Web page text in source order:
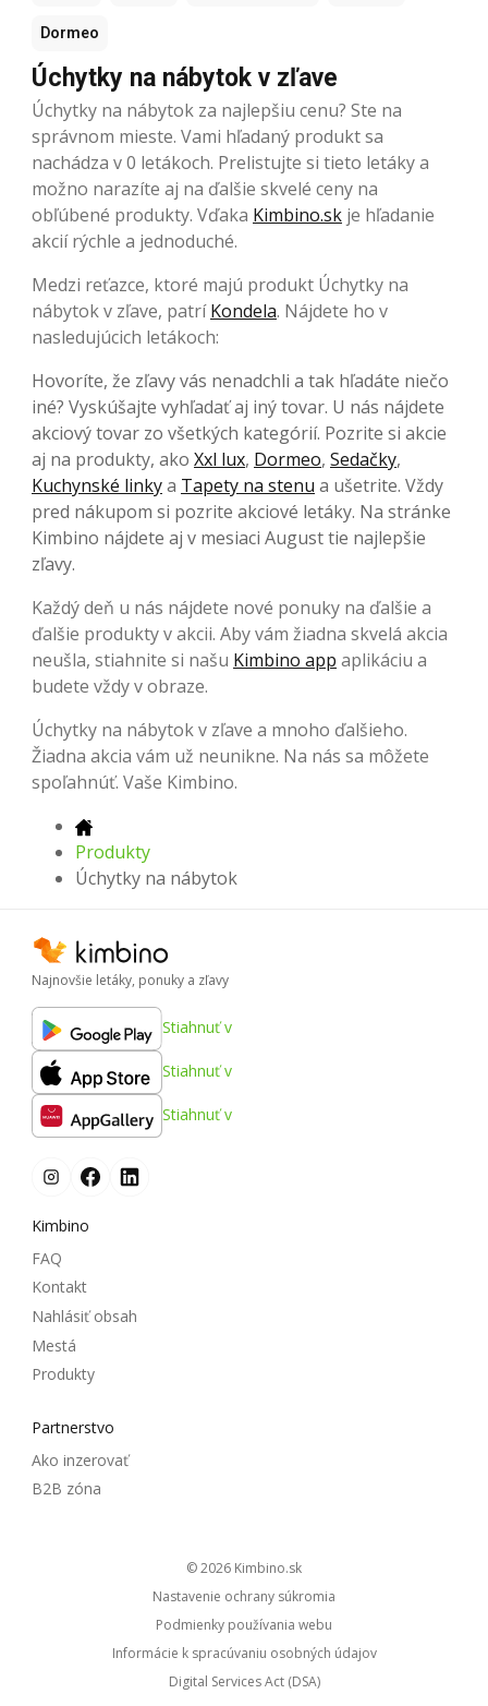
Dormeo
Úchytky na nábytok v zľave
Úchytky na nábytok za najlepšiu cenu? Ste na
správnom mieste. Vami hľadaný produkt sa
nachádza v 0 letákoch. Prelistujte si tieto letáky a
možno narazíte aj na ďalšie skvelé ceny na
obľúbené produkty. Vďaka Kimbino.sk je hľadanie
akcií rýchle a jednoduché.
Medzi reťazce, ktoré majú produkt Úchytky na
nábytok v zľave, patríKondela. Nájdete ho v
nasledujúcich letákoch:
Hovoríte, že zľavy vás nenadchli a tak hľadáte niečo
iné? Vyskúšajte vyhľadať aj iný tovar. U nás nájdete
akciový tovar zo všetkých kategórií. Pozrite si akcie
aj na produkty, ako Xxl lux, Dormeo, Sedačky,
Kuchynské linkya Tapety na stenu a ušetrite. Vždy
pred nákupom si pozrite akciové letáky. Na stránke
Kimbino nájdete aj v mesiaci August tie najlepšie
zľavy.
Každý deň u nás nájdete nové ponuky na ďalšie a
ďalšie produkty v akcii. Aby vám žiadna skvelá akcia
neušla, stiahnite si našu Kimbino app aplikáciu a
budete vždy v obraze.
Úchytky na nábytok v zľave a mnoho ďalšieho.
Žiadna akcia vám už neunikne. Na nás sa môžete
spoľahnúť. Vaše Kimbino.
Produkty
Úchytky na nábytok
Najnovšie letáky, ponuky a zľavy
Stiahnuť v
Stiahnuť v
Stiahnuť v
Kimbino
FAQ
Kontakt
Nahlásiť obsah
Mestá
Produkty
Partnerstvo
Ako inzerovať
B2B zóna
© 2026
kimbino.sk
Nastavenie ochrany súkromia
Podmienky používania webu
Informácie k spracúvaniu osobných údajov
Digital Services Act (DSA)